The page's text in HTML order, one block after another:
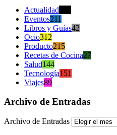
Actualidad
Eventos211
Libros y Guías42
Ocio312
Producto215
Recetas de Cocina27
Salud144
Tecnología151
Viajes89
Archivo de Entradas
Archivo de Entradas